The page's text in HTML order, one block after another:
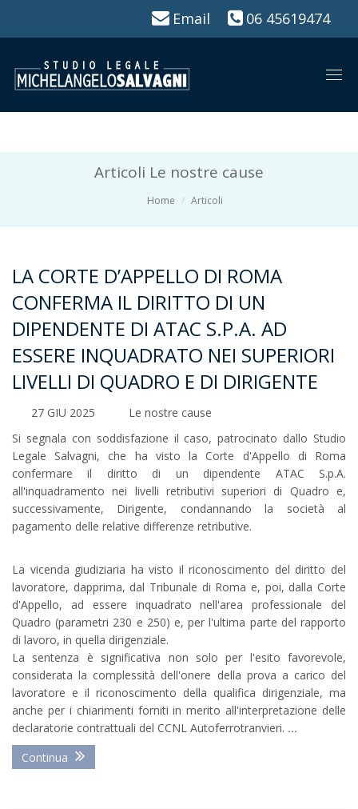
Email 06 45619474
Articoli Le nostre cause
Home Articoli
LA CORTE D’APPELLO DI ROMA
CONFERMA IL DIRITTO DI UN
DIPENDENTE DI ATAC S.P.A. AD
ESSERE INQUADRATO NEI SUPERIORI
LIVELLI DI QUADRO E DI DIRIGENTE
27 GIU 2025
Le nostre cause
Si segnala con soddisfazione il caso, patrocinato dallo Studio
Legale Salvagni, che ha visto la Corte d'Appello di Roma
confermare il diritto di un dipendente ATAC S.p.A.
all'inquadramento nei livelli retributivi superiori di Quadro e,
successivamente, Dirigente, condannando la società al
pagamento delle relative differenze retributive.
La vicenda giudiziaria ha visto il riconoscimento del diritto del
lavoratore, dapprima, dal Tribunale di Roma e, poi, dalla Corte
d'Appello, ad essere inquadrato nell'area professionale del
Quadro (parametri 230 e 250) e, per l'ultima parte del rapporto
di lavoro, in quella dirigenziale.
La sentenza è significativa non solo per l'esito favorevole,
considerata la complessità dell'onere della prova a carico del
lavoratore e il riconoscimento della qualifica dirigenziale, ma
anche per i chiarimenti forniti in merito all'interpretazione delle
declaratorie contrattuali del CCNL Autoferrotranvieri. ...
Continua